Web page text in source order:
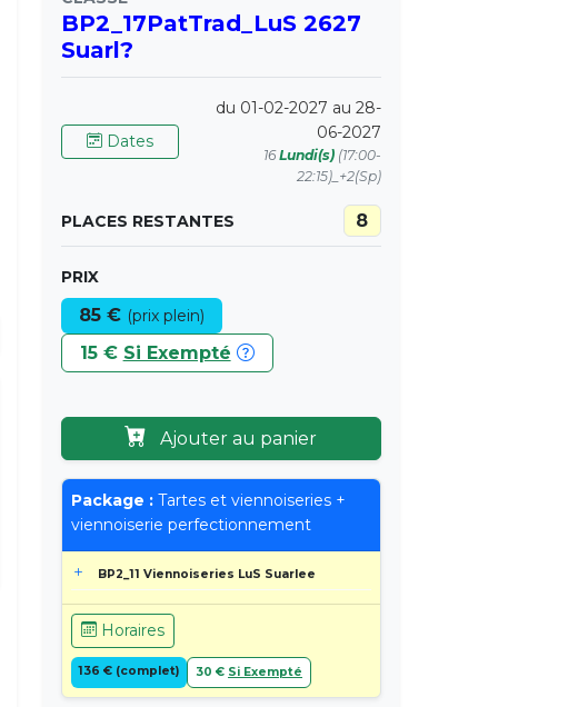
BP2_17PatTrad_LuS 2627
Suarl?
Dates
du 01-02-2027 au 28-
06-2027
16Lundi(s)(17:00-
22:15)_+2(Sp)
PLACES RESTANTES 8
PRIX
85 € (prix plein)
15 € Si Exempté
Ajouter au panier
Package :Tartes et viennoiseries +
viennoiserie perfectionnement
BP2_11 Viennoiseries LuS Suarlee
Horaires
136 € (complet) 30 € Si Exempté